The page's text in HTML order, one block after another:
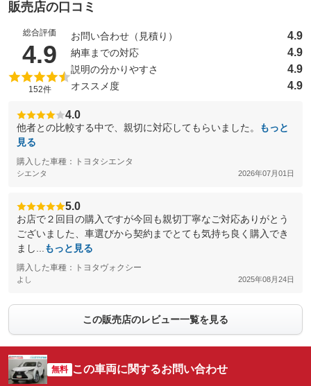
販売店の口コミ
総合評価
4.9 （5点満点中）
152件
お問い合わせ（見積り） 4.9
納車までの対応 4.9
説明の分かりやすさ 4.9
オススメ度 4.9
4.0
他者との比較する中で、親切に対応してもらいました。
もっと
見る
購入した車種：トヨタシエンタ
シエンタ 2026年07月01日
5.0
お店で２回目の購入ですが今回も親切丁寧なご対応ありがとう
ございました、車選びから契約までとても気持ち良く購入でき
まし...
もっと見る
購入した車種：トヨタヴォクシー
よし 2025年08月24日
この販売店のレビュー一覧を見る
無料 この車両に関するお問い合わせ